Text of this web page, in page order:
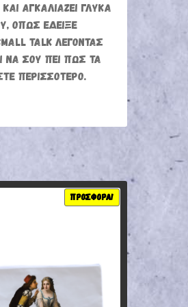
ΑΓΚΑΛΙΆΖΕΙ ΓΛΥΚΆ
ΌΠΩΣ ΈΔΕΙΞΕ
TALK ΛΈΓΟΝΤΑΣ
ΝΑ ΣΟΥ ΠΕΙ ΠΏΣ ΤΑ
ΠΕΡΙΣΣΌΤΕΡΟ.
ΠΡΟΣΦΟΡΆ!